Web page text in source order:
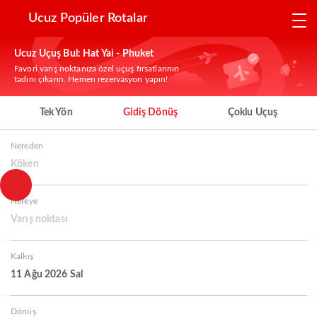
Ucuz Popüler Rotalar
Ucuz Uçuş Bul: Hat Yai - Phuket
Favori varış noktanıza özel uçuş fırsatlarının
tadını çıkarın. Hemen rezervasyon yapın!
Tek Yön Gidiş Dönüş Çoklu Uçuş
Nereden
Köken
Nereye
Varış noktası
Kalkış
11 Ağu 2026 Sal
Dönüş